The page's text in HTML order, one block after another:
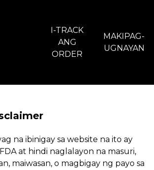
I-TRACK
ANG
ORDER
MAKIPAG-
UGNAYAN
na ibinigay sa website na ito ay
at hindi naglalayon na masuri,
maiwasan, o magbigay ng payo sa